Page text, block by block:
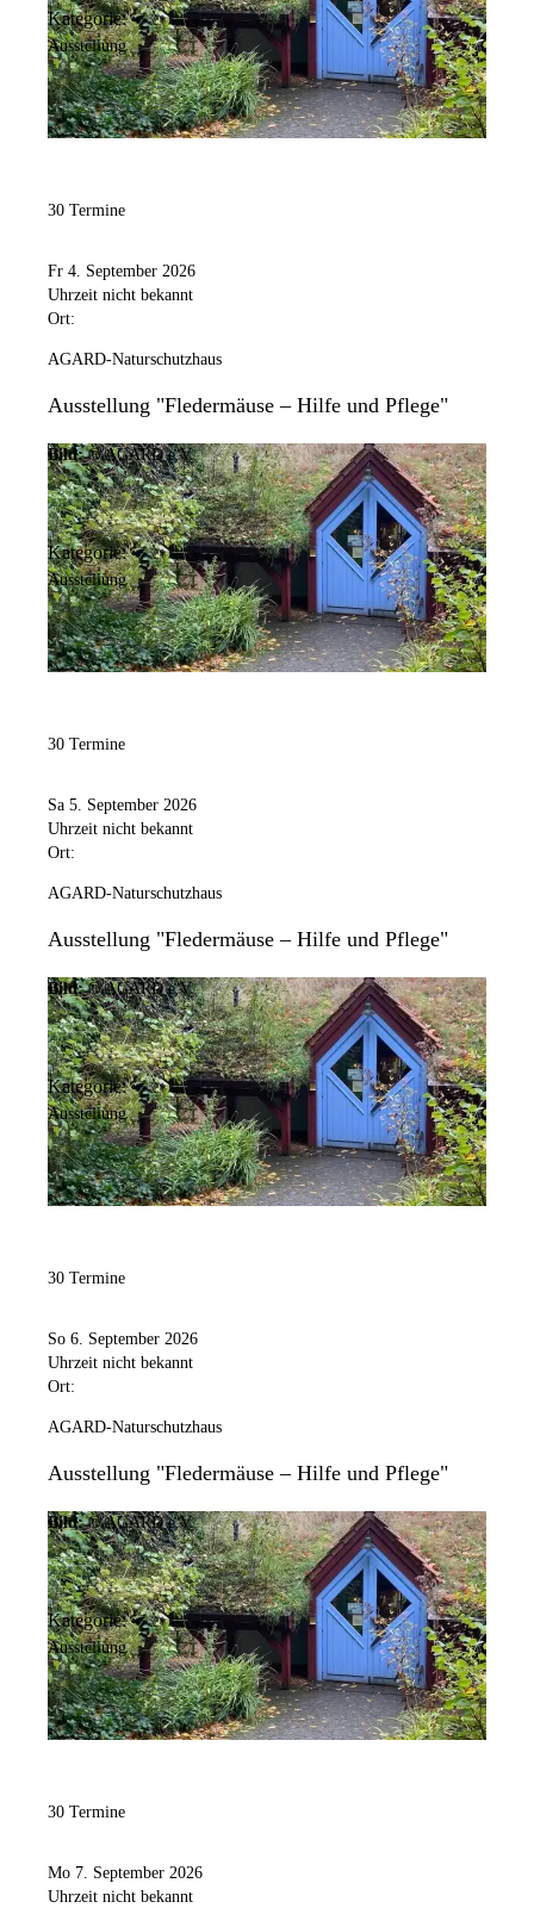
Kategorie:
Ausstellung
30 Termine
Fr 4. September 2026
Uhrzeit nicht bekannt
Ort:
AGARD-Naturschutzhaus
Ausstellung "Fledermäuse – Hilfe und Pflege"
Bild: © AGARD e.V.
Kategorie:
Ausstellung
30 Termine
Sa 5. September 2026
Uhrzeit nicht bekannt
Ort:
AGARD-Naturschutzhaus
Ausstellung "Fledermäuse – Hilfe und Pflege"
Bild: © AGARD e.V.
Kategorie:
Ausstellung
30 Termine
So 6. September 2026
Uhrzeit nicht bekannt
Ort:
AGARD-Naturschutzhaus
Ausstellung "Fledermäuse – Hilfe und Pflege"
Bild: © AGARD e.V.
Kategorie:
Ausstellung
30 Termine
Mo 7. September 2026
Uhrzeit nicht bekannt